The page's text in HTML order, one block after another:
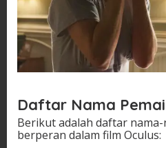
Daftar Nama
Berikut adalah daftar
berperan dalam film Oculus: